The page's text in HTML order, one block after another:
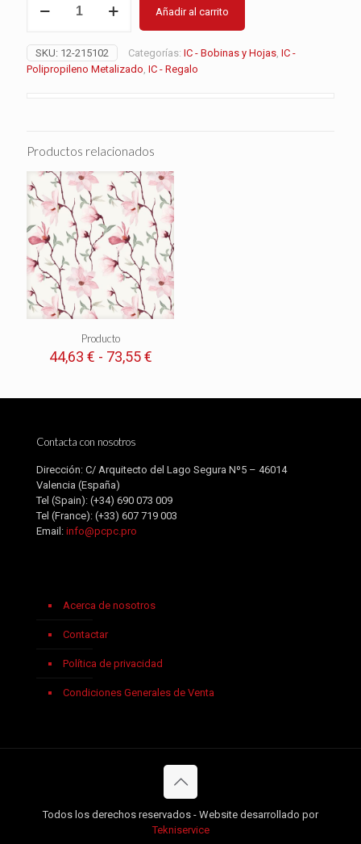
cantidad
Añadir al carrito
SKU: 12-215102 Categorías: IC - Bobinas y Hojas, IC -
Polipropileno Metalizado, IC - Regalo
Productos relacionados
Producto
44,63 € - 73,55€Rango
desde
Contacta con nosotros
Dirección: C/ Arquitecto del Lago Segura Nº5 – 46014
Valencia (España)
Tel (Spain): (+34) 690 073 009
Tel (France): (+33) 607 719 003
Email: info@pcpc.pro
Acerca de nosotros
Contactar
Política de privacidad
Condiciones Generales de Venta
Todos los derechos reservados - Website desarrollado por
Tekniservice